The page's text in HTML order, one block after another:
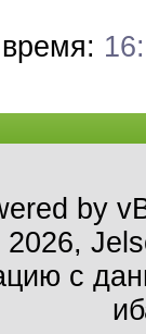
by
с